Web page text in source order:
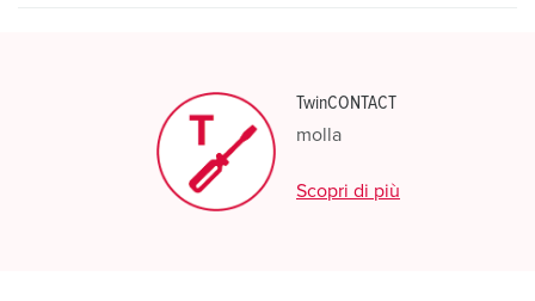
TwinCONTACT
molla
Scopri di più